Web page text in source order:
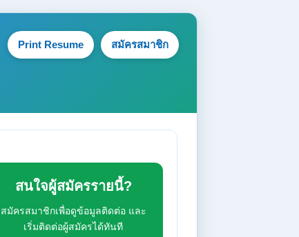
Print Resume สมัครสมาชิก
สนใจผู้สมัครรายนี้?
สมัครสมาชิกเพื่อดูข้อมูลติดต่อ และ
เริ่มติดต่อผู้สมัครได้ทันที